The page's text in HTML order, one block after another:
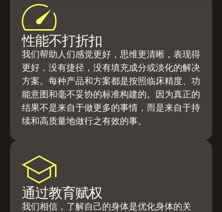
性能不打折扣
我们帮助人们感觉更好，思维更清晰，表现得
更好，没有捷径，没有填充成分或淡化的解决
方案。每种产品和方案都是按照临床精度、功
能意图和毫不妥协的标准构建的。因为真正的
结果不是来自于做更多的事情，而是来自于持
续和高质量地做行之有效的事。
通过教育赋权
我们相信，了解自己的身体是优化身体的关